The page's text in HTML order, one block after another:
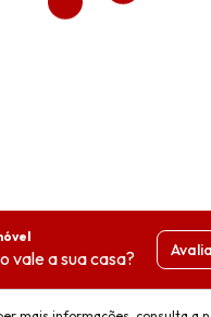
vale a sua casa?